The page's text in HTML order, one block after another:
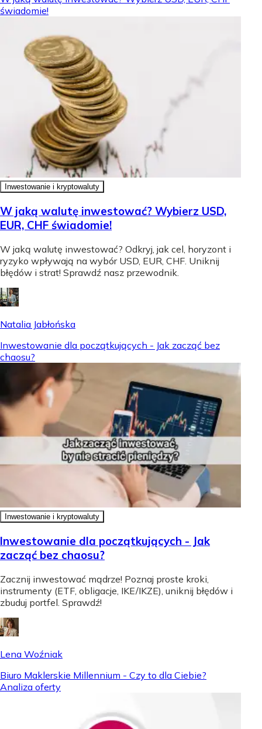
świadomie!
Inwestowanie i kryptowaluty
W jaką walutę inwestować? Wybierz USD,
EUR, CHF świadomie!
W jaką walutę inwestować? Odkryj, jak cel, horyzont i
ryzyko wpływają na wybór USD, EUR, CHF. Uniknij
błędów i strat! Sprawdź nasz przewodnik.
Natalia Jabłońska
Inwestowanie dla początkujących - Jak zacząć bez
chaosu?
Inwestowanie i kryptowaluty
Inwestowanie dla początkujących - Jak
zacząć bez chaosu?
Zacznij inwestować mądrze! Poznaj proste kroki,
instrumenty (ETF, obligacje, IKE/IKZE), uniknij błędów i
zbuduj portfel. Sprawdź!
Lena Woźniak
Biuro Maklerskie Millennium - Czy to dla Ciebie?
Analiza oferty